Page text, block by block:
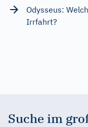
Odysseus:
Irrfahrt?
Suche im